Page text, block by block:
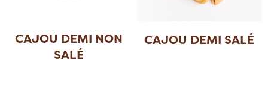
CAJOU DEMI NON
SALÉ
CAJOU DEMI SALÉ